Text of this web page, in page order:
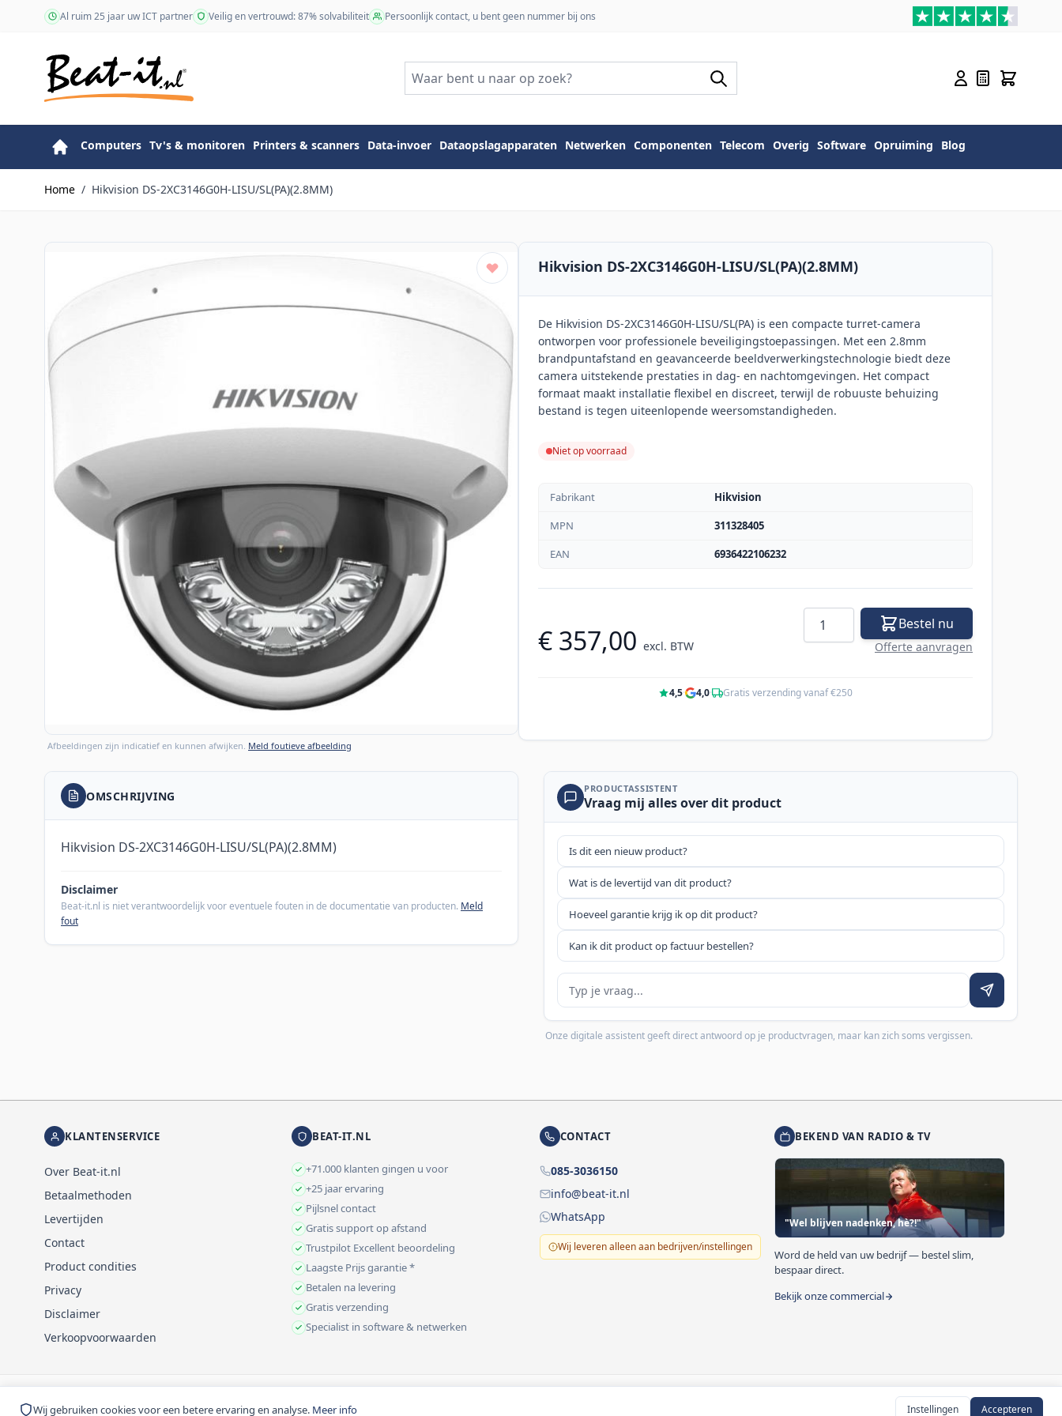
Wij gebruiken cookies voor een betere ervaring en analyse. Meer info Instellingen Accepteren
Ga naar de inhoudAl ruim 25 jaar uw ICT partner Veilig en vertrouwd: 87% solvabiliteit Persoonlijk contact, u bent geen nummer bij ons
Computers Tv's & monitoren Printers & scanners Data-invoer Dataopslagapparaten Netwerken Componenten Telecom Overig Software Opruiming Blog
Home / Hikvision DS-2XC3146G0H-LISU/SL(PA)(2.8MM)
Afbeeldingen zijn indicatief en kunnen afwijken. Meld foutieve afbeelding
Hikvision DS-2XC3146G0H-LISU/SL(PA)(2.8MM)
De Hikvision DS-2XC3146G0H-LISU/SL(PA) is een compacte turret-camera
ontworpen voor professionele beveiligingstoepassingen. Met een 2.8mm
brandpuntafstand en geavanceerde beeldverwerkingstechnologie biedt deze
camera uitstekende prestaties in dag- en nachtomgevingen. Het compact
formaat maakt installatie flexibel en discreet, terwijl de robuuste behuizing
bestand is tegen uiteenlopende weersomstandigheden.
Niet op voorraad
Fabrikant
Hikvision
MPN
311328405
EAN
6936422106232
€ 357,00 excl. BTW
Aantal Bestel nu
Offerte aanvragen
4,5· 4,0· Gratis verzending vanaf €250
OMSCHRIJVING
Hikvision DS-2XC3146G0H-LISU/SL(PA)(2.8MM)
Disclaimer
Beat-it.nl is niet verantwoordelijk voor eventuele fouten in de documentatie van producten. Meld
fout
PRODUCTASSISTENT
Vraag mij alles over dit product
Is dit een nieuw product?
Wat is de levertijd van dit product?
Hoeveel garantie krijg ik op dit product?
Kan ik dit product op factuur bestellen?
Je vraag
Onze digitale assistent geeft direct antwoord op je productvragen, maar kan zich soms vergissen.
KLANTENSERVICE
Over Beat-it.nl
Betaalmethoden
Levertijden
Contact
Product condities
Privacy
Disclaimer
Verkoopvoorwaarden
BEAT-IT.NL
+71.000 klanten gingen u voor
+25 jaar ervaring
Pijlsnel contact
Gratis support op afstand
Trustpilot Excellent beoordeling
Laagste Prijs garantie *
Betalen na levering
Gratis verzending
Specialist in software & netwerken
CONTACT
085-3036150
info@beat-it.nl
WhatsApp
Wij leveren alleen aan bedrijven/instellingen
BEKEND VAN RADIO & TV
"Wel blijven nadenken, hè?!"
Word de held van uw bedrijf — bestel slim,
bespaar direct.
Bekijk onze commercial
© 1999-2026 Beat-it.nl. Vermelde prijzen zijn excl. BTW tenzij anders vermeld.